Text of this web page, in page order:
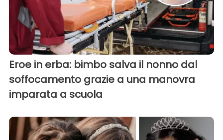
Eroe in erba: bimbo salva il nonno dal
soffocamento grazie a una manovra
imparata a scuola